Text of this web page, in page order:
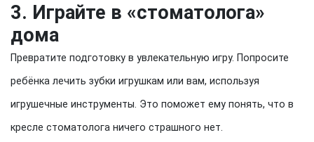
3. Играйте в «стоматолога»
дома
Превратите подготовку в увлекательную игру. Попросите
ребёнка лечить зубки игрушкам или вам, используя
игрушечные инструменты. Это поможет ему понять, что в
кресле стоматолога ничего страшного нет.